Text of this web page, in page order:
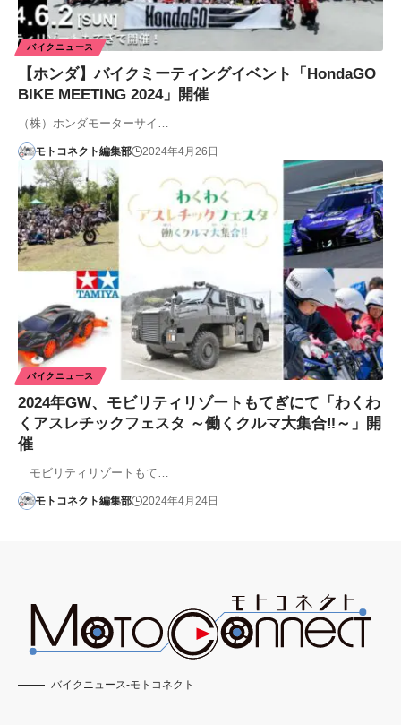
バイクニュース
【ホンダ】バイクミーティングイベント「HondaGO
BIKE MEETING 2024」開催
（株）ホンダモーターサイ…
モトコネクト編集部 2024年4月26日
バイクニュース
2024年GW、モビリティリゾートもてぎにて「わくわ
くアスレチックフェスタ ～働くクルマ大集合‼～」開
催
モビリティリゾートもて…
モトコネクト編集部 2024年4月24日
バイクニュース-モトコネクト